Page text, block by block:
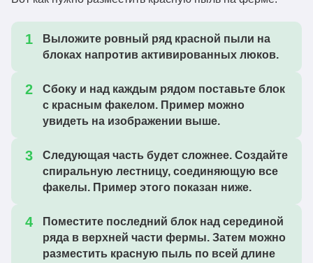
Выложите ровный ряд красной пыли на
блоках напротив активированных люков.
Сбоку и над каждым рядом поставьте блок
с красным факелом. Пример можно
увидеть на изображении выше.
Следующая часть будет сложнее. Создайте
спиральную лестницу, соединяющую все
факелы. Пример этого показан ниже.
Поместите последний блок над серединой
ряда в верхней части фермы. Затем можно
разместить красную пыль по всей длине